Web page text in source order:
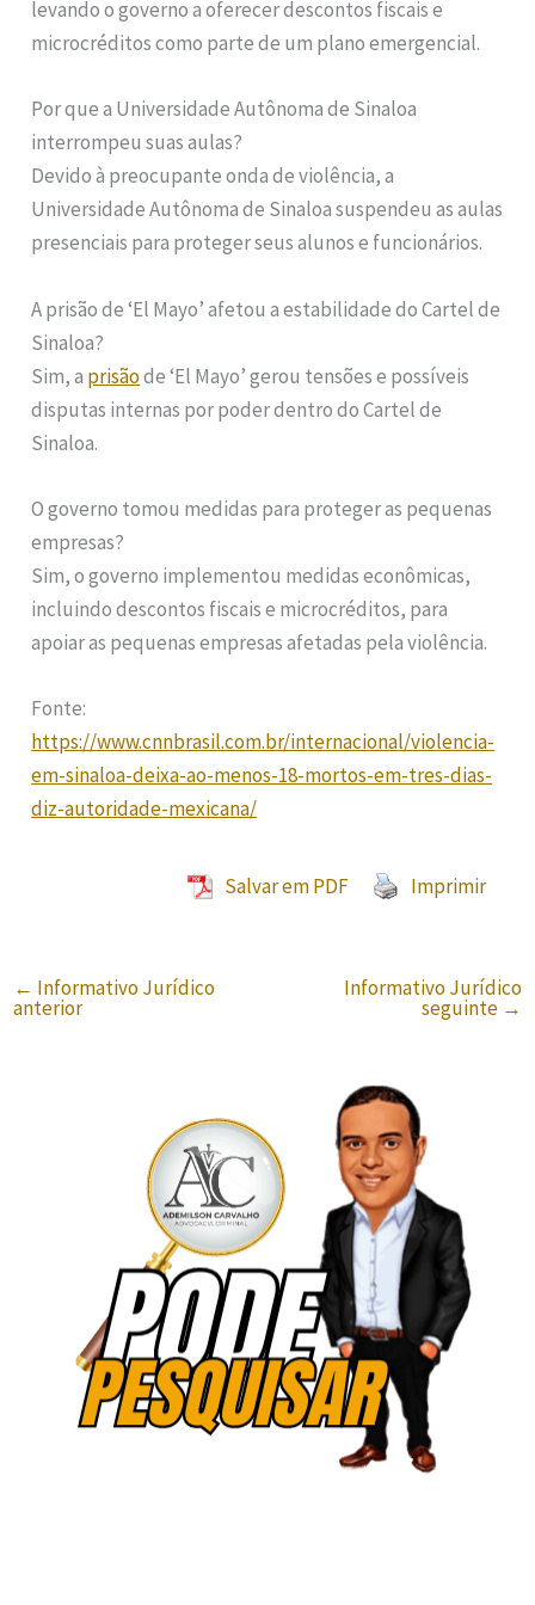
levando o governo a oferecer descontos fiscais e
microcréditos como parte de um plano emergencial.
Por que a Universidade Autônoma de Sinaloa
interrompeu suas aulas?
Devido à preocupante onda de violência, a
Universidade Autônoma de Sinaloa suspendeu as aulas
presenciais para proteger seus alunos e funcionários.
A prisão de ‘El Mayo’ afetou a estabilidade do Cartel de
Sinaloa?
Sim, a prisãode ‘El Mayo’ gerou tensões e possíveis
disputas internas por poder dentro do Cartel de
Sinaloa.
O governo tomou medidas para proteger as pequenas
empresas?
Sim, o governo implementou medidas econômicas,
incluindo descontos fiscais e microcréditos, para
apoiar as pequenas empresas afetadas pela violência.
Fonte:
https://www.cnnbrasil.com.br/internacional/violencia-
em-sinaloa-deixa-ao-menos-18-mortos-em-tres-dias-
diz-autoridade-mexicana/
Salvar em PDF Imprimir
← Informativo Jurídico
anterior
Informativo Jurídico
seguinte →